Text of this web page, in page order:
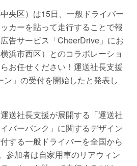
央区）は15日、一般ドライバー
カーを貼って走行することで報
告サービス「CheerDrive」にお
浜市西区）とのコラボレーショ
お任せください！運送社長支援
ン」の受付を開始したと発表し
送社長支援が展開する「運送社
バーバンク」に関するデザイン
する一般ドライバーを全国から
参加者は自家用車のリアウィン